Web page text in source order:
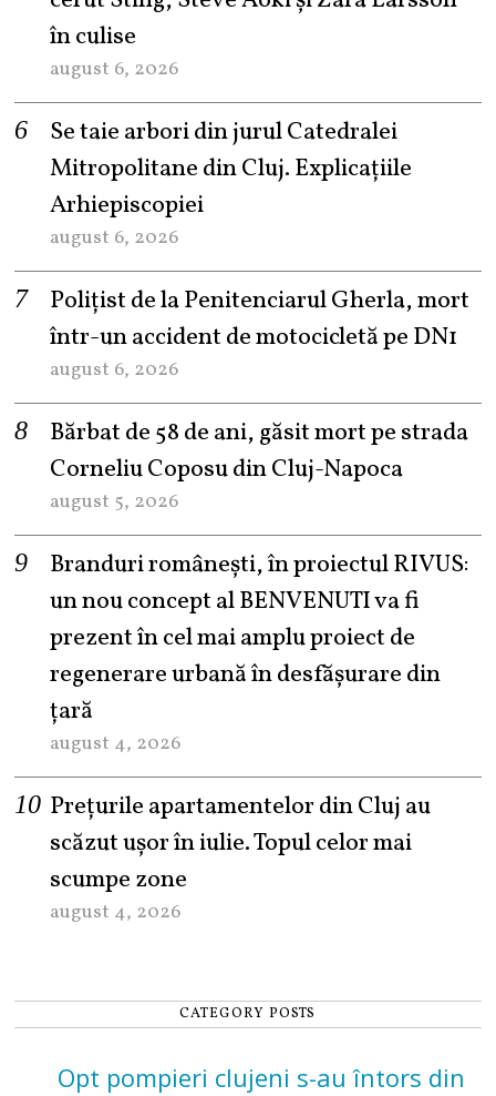
în culise
august 6, 2026
Se taie arbori din jurul Catedralei
Mitropolitane din Cluj. Explicațiile
Arhiepiscopiei
august 6, 2026
Polițist de la Penitenciarul Gherla, mort
într-un accident de motocicletă pe DN1
august 6, 2026
Bărbat de 58 de ani, găsit mort pe strada
Corneliu Coposu din Cluj-Napoca
august 5, 2026
Branduri românești, în proiectul RIVUS:
un nou concept al BENVENUTI va fi
prezent în cel mai amplu proiect de
regenerare urbană în desfășurare din
țară
august 4, 2026
Prețurile apartamentelor din Cluj au
scăzut ușor în iulie. Topul celor mai
scumpe zone
august 4, 2026
CATEGORY POSTS
Opt pompieri clujeni s-au întors din